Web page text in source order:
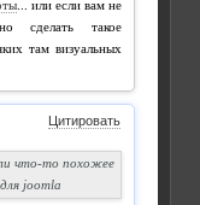
... или если вам не
сделать такое
там визуальных
Цитировать
что-то похожее
joomla